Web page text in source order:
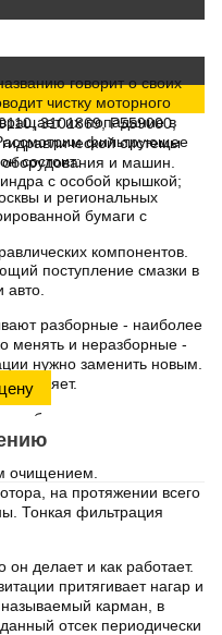
3101869, P559000,
системы
и машин.
и региональных
компонентов.
говорит о своих
чистку моторного
их попадание в
фильтрующее
состоит:
с особой крышкой;
бумаги с
поступление смазки в
авто.
разборные - наиболее
менять и неразборные -
нужно заменить новым.
влияет.
себе метод очищения:
и известных типов.
очищением.
на протяжении всего
Тонкая фильтрация
он делает и как работает.
притягивает нагар и
называемый карман, в
отсек периодически